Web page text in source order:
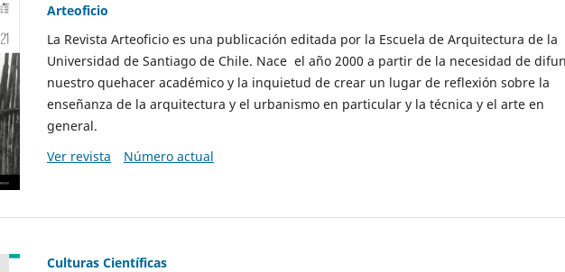
Arteoficio
La Revista Arteoficio es una publicación editada por la Escuela de Arquitectura de la
Universidad de Santiago de Chile. Nace el año 2000 a partir de la necesidad de
nuestro quehacer académico y la inquietud de crear un lugar de reflexión sobre la
enseñanza de la arquitectura y el urbanismo en particular y la técnica y el arte en
general.
Ver revista
Número actual
Culturas Científicas